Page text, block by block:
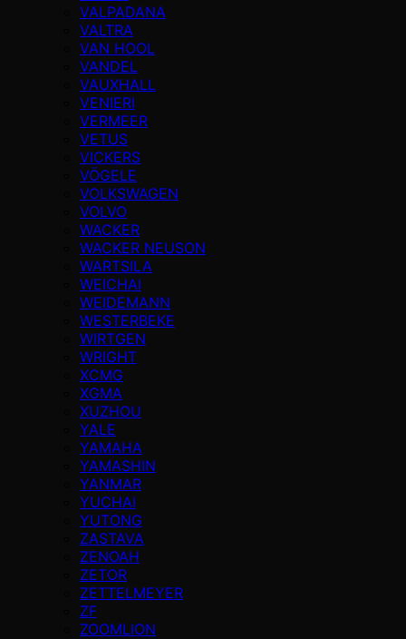
VALPADANA
VALTRA
VAN HOOL
VANDEL
VAUXHALL
VENIERI
VERMEER
VETUS
VICKERS
VÖGELE
VOLKSWAGEN
VOLVO
WACKER
WACKER NEUSON
WARTSILA
WEICHAI
WEIDEMANN
WESTERBEKE
WIRTGEN
WRIGHT
XCMG
XGMA
XUZHOU
YALE
YAMAHA
YAMASHIN
YANMAR
YUCHAI
YUTONG
ZASTAVA
ZENOAH
ZETOR
ZETTELMEYER
ZF
ZOOMLION